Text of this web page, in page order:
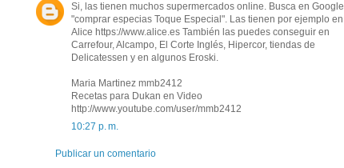
Si, las tienen muchos supermercados online. Busca en Google
"comprar especias Toque Especial". Las tienen por ejemplo en
Alice https://www.alice.es También las puedes conseguir en
Carrefour, Alcampo, El Corte Inglés, Hipercor, tiendas de
Delicatessen y en algunos Eroski.
Maria Martinez mmb2412
Recetas para Dukan en Video
http://www.youtube.com/user/mmb2412
10:27 p. m.
Publicar un comentario